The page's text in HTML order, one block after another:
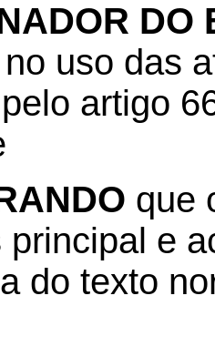
DO
no uso das
artigo
que
principal e
do texto